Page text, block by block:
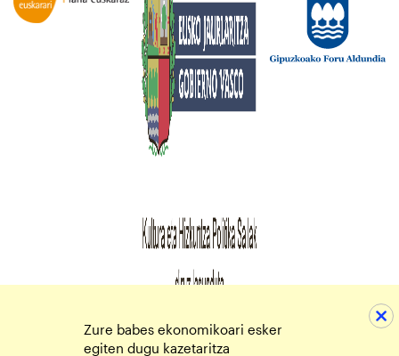
Zure babes ekonomikoari esker
egiten dugu kazetaritza